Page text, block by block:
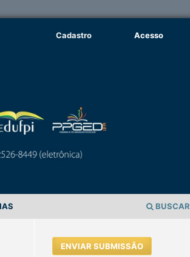
BUSCAR
Cadastro Acesso
ENVIAR SUBMISSÃO